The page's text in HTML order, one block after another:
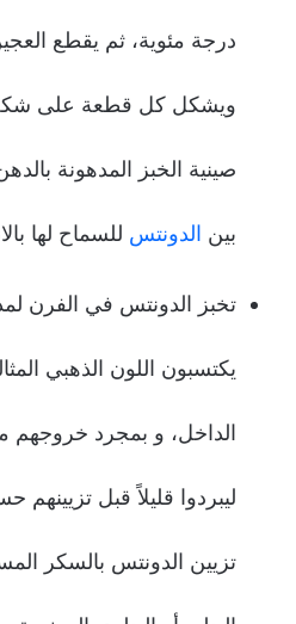
درجة مئوية، ثم يقطع
ويشكل كل قطعة على
صينية الخبز المدهونة
بين الدونتس للسماح لها
يكتسبون اللون الذهبي
الداخل، و بمجرد خروجهم
ليبردوا قليلاً قبل
تزيين الدونتس بالسكر